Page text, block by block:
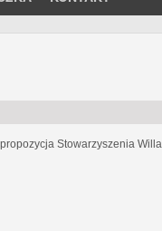
Stowarzyszenia Willa